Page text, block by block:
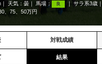
天気： 曇 馬場： 良 サラ系3歳
、75、50万円
対戦成績
結果